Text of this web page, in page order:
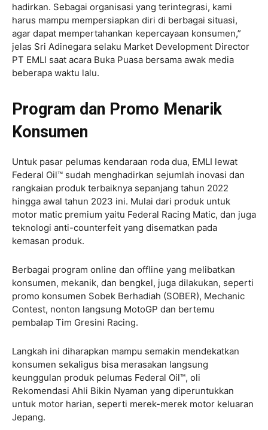
hadirkan. Sebagai organisasi yang terintegrasi, kami
harus mampu mempersiapkan diri di berbagai situasi,
agar dapat mempertahankan kepercayaan konsumen,”
jelas Sri Adinegara selaku Market Development Director
PT EMLI saat acara Buka Puasa bersama awak media
beberapa waktu lalu.
Program dan Promo Menarik
Konsumen
Untuk pasar pelumas kendaraan roda dua, EMLI lewat
Federal Oil™ sudah menghadirkan sejumlah inovasi dan
rangkaian produk terbaiknya sepanjang tahun 2022
hingga awal tahun 2023 ini. Mulai dari produk untuk
motor matic premium yaitu Federal Racing Matic, dan juga
teknologi anti-counterfeit yang disematkan pada
kemasan produk.
Berbagai program online dan offline yang melibatkan
konsumen, mekanik, dan bengkel, juga dilakukan, seperti
promo konsumen Sobek Berhadiah (SOBER), Mechanic
Contest, nonton langsung MotoGP dan bertemu
pembalap Tim Gresini Racing.
Langkah ini diharapkan mampu semakin mendekatkan
konsumen sekaligus bisa merasakan langsung
keunggulan produk pelumas Federal Oil™, oli
Rekomendasi Ahli Bikin Nyaman yang diperuntukkan
untuk motor harian, seperti merek-merek motor keluaran
Jepang.